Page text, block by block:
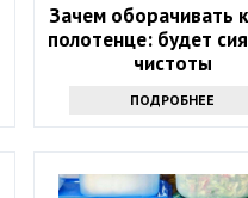
Зачем оборачивать
полотенце: будет
чистоты
ПОДРОБНЕЕ